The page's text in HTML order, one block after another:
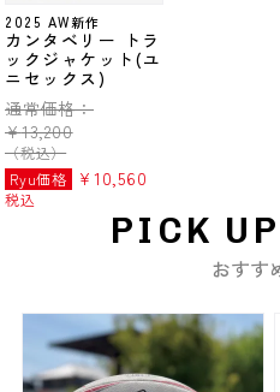
2025 AW新作
カンタベリー トラ
ックジャケット(ユ
ニセックス)
通常価格：
¥13,200
（税込）
Ryu価格
¥ 10,560
税込
PICK
おすす